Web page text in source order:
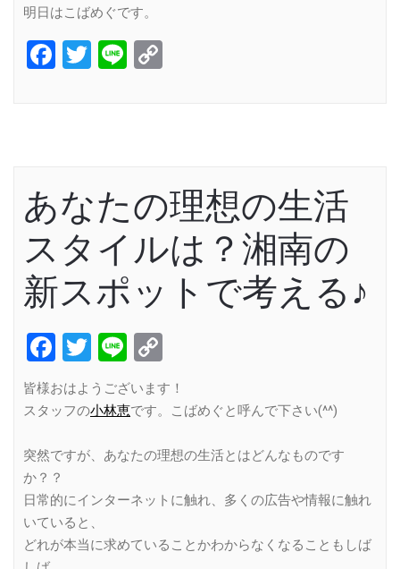
明日はこばめぐです。
Facebook
Twitter
Line
あなたの理想の生活
スタイルは？湘南の
新スポットで考える♪
Facebook
Twitter
Line
Link
皆様おはようございます！
スタッフの小林恵です。こばめぐと呼んで下さい(^^)
突然ですが、あなたの理想の生活とはどんなものです
か？？
日常的にインターネットに触れ、多くの広告や情報に触れ
いていると、
どれが本当に求めていることかわからなくなることもしば